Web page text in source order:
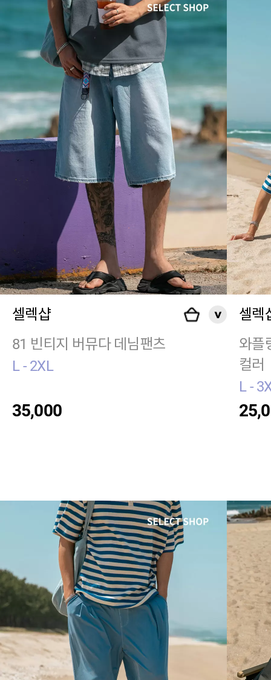
셀렉샵
81 빈티지 버뮤다 데님팬츠
L - 2XL
35,000
셀렉
와플
컬러
L -